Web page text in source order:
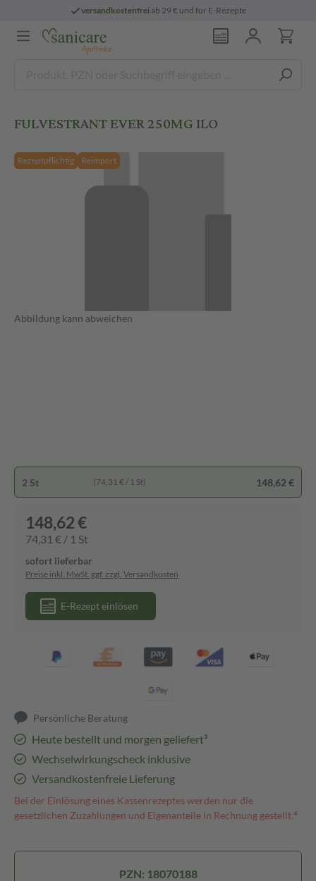
versandkostenfreiab 29 € und für E-Rezepte
FULVESTRANT EVER 250MG ILO
Rezeptpflichtig Reimport
Abbildung kann abweichen
2 St (74,31 € / 1 St) 148,62 €
148,62 €
74,31 € / 1 St
sofort lieferbar
Preise inkl. MwSt. ggf. zzgl. Versandkosten
E-Rezept einlösen
Persönliche Beratung
Heute bestellt und morgen geliefert³
Wechselwirkungscheck inklusive
Versandkostenfreie Lieferung
Bei der Einlösung eines Kassenrezeptes werden nur die
gesetzlichen Zuzahlungen und Eigenanteile in Rechnung gestellt.⁴
PZN: 18070188